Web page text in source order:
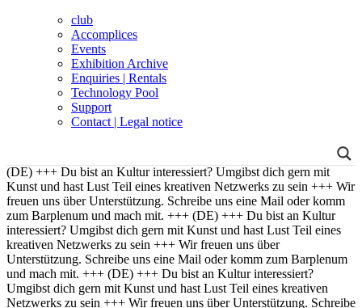
club
Accomplices
Events
Exhibition Archive
Enquiries | Rentals
Technology Pool
Support
Contact | Legal notice
(DE) +++ Du bist an Kultur interessiert? Umgibst dich gern mit
Kunst und hast Lust Teil eines kreativen Netzwerks zu sein +++ Wir
freuen uns über Unterstützung. Schreibe uns eine Mail oder komm
zum Barplenum und mach mit. +++ (DE) +++ Du bist an Kultur
interessiert? Umgibst dich gern mit Kunst und hast Lust Teil eines
kreativen Netzwerks zu sein +++ Wir freuen uns über
Unterstützung. Schreibe uns eine Mail oder komm zum Barplenum
und mach mit. +++ (DE) +++ Du bist an Kultur interessiert?
Umgibst dich gern mit Kunst und hast Lust Teil eines kreativen
Netzwerks zu sein +++ Wir freuen uns über Unterstützung. Schreibe